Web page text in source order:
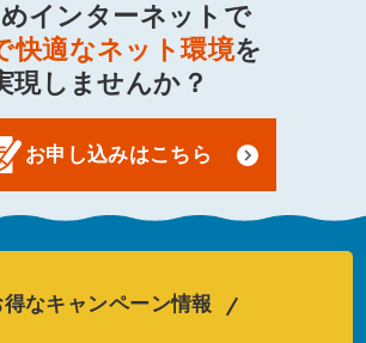
インターネットで
快適なネット環境を
現しませんか？
お申し込みはこちら
得なキャンペーン情報